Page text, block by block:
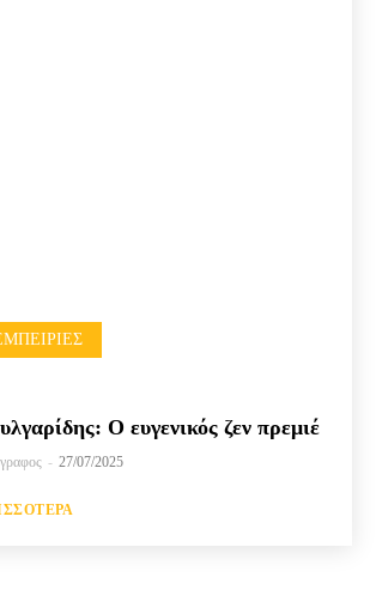
Ο ευγενικός ζεν πρεμιέ
- 27/07/2025